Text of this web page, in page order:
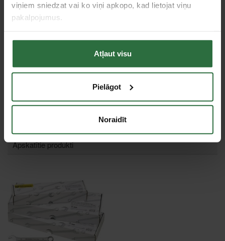
viņiem sniedzat vai ko viņi apkopo, kad lietojat viņu
pakalpojumus.
Atļaut visu
Pielāgot
Noraidīt
izmēra atslēgas.
Kombinētās uzgriežņatslēgas / Komplekti
Apskatītie produkti